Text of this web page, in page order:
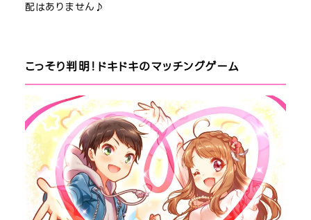
配はありません♪
こっそり判明！ドキドキのマッチングゲーム